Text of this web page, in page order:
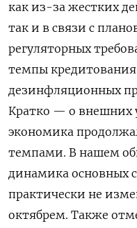
как из-за жестких
так и в связи с
регуляторных
темпы
дезинфляционных
Кратко — о внешних
экономика
темпами. В нашем
динамика основных
практически не
октябрем. Также